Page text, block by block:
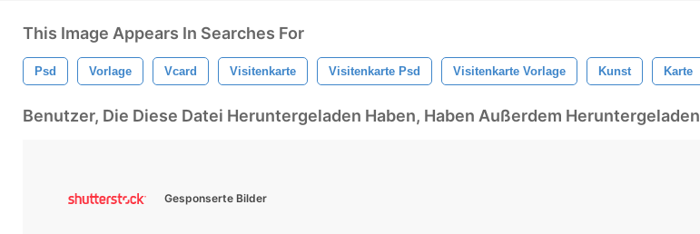
This Image Appears In Searches For
Psd Vorlage Vcard Visitenkarte Visitenkarte Psd Visitenkarte Vorlage Kunst Karte
Benutzer, Die Diese Datei Heruntergeladen Haben, Haben Außerdem Heruntergeladen
Gesponserte Bilder